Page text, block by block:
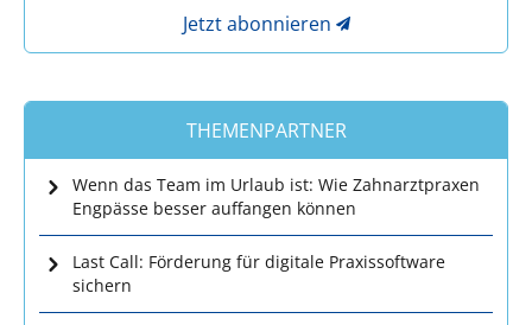
Jetzt abonnieren
THEMENPARTNER
Wenn das Team im Urlaub ist: Wie Zahnarztpraxen
Engpässe besser auffangen können
Last Call: Förderung für digitale Praxissoftware
sichern